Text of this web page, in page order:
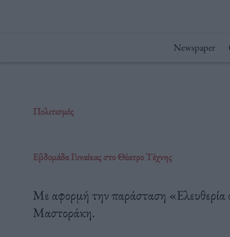
Newspaper
Πολιτισμός
Εβδομάδα Γυναίκας στο Θέατρο Τέχνης
Με αφορμή την παράσταση «Ελευθερία
Μαστοράκη.